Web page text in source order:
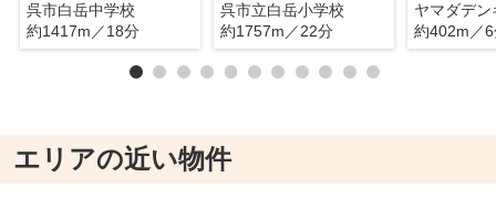
呉市白岳中学校
約1417m／18分
呉市立白岳小学校
約1757m／22分
約402m／
エリアの近い物件